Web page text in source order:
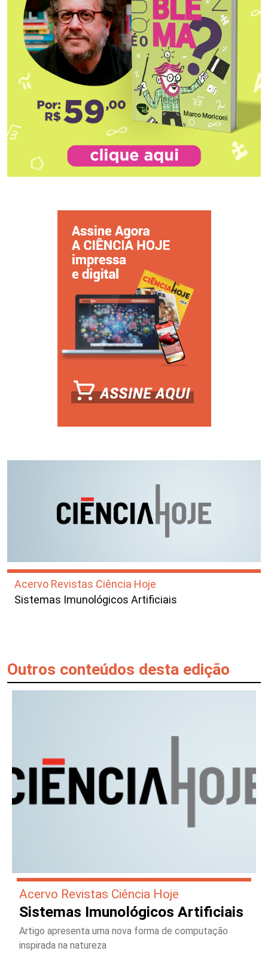
Acervo Revistas Ciência Hoje
Sistemas Imunológicos Artificiais
Outros conteúdos desta edição
Acervo Revistas Ciência Hoje
Sistemas Imunológicos Artificiais
Artigo apresenta uma nova forma de computação
inspirada na natureza